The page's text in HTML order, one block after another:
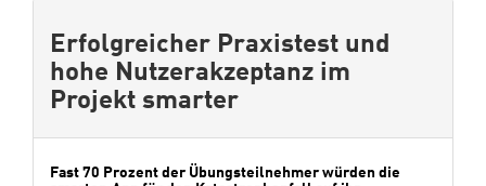
Erfolgreicher Praxistest und
hohe Nutzerakzeptanz im
Projekt smarter
Fast 70 Prozent der Übungsteilnehmer würden die